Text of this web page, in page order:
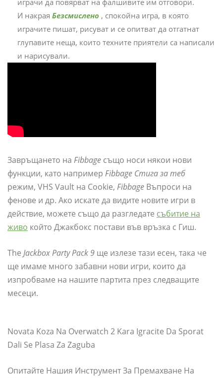
играчи да повярват на фалшивите им отговори.
И накрая Безсмислено , спокойна игра, в която
играчите пишат, рисуват и се опитват да отгатнат
глупавите неща, които техните приятели са написали
и нарисували.
Завръщането на Fibbage също носи някои нови
функции, като например Fibbage Стига за теб
режим, VHS Vault на Cookie, Fibbage Въпроси на
фенове и др. Ако искате да видите новите игри в
действие, можете също да разгледате събитие на
живо който Джакбокс постави във връзка с Гиш.
The Jackbox Party Pack 9 ще излезе тази есен, така че
ще имаме много забавни нови игри, които да
изпробваме на нашите партита през следващите
месеци.
Novata Koza Na Overwatch 2 Kara Igracite Da Sporat
Dali Se Plasa Za Zaguba
Опитайте Нашия Инструмент За Премахване На